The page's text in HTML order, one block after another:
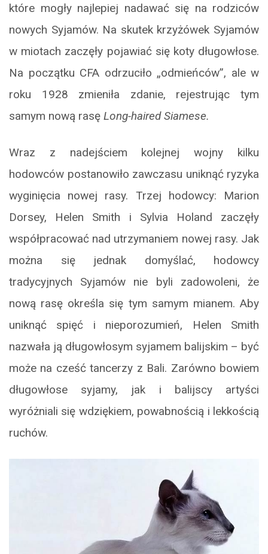
które mogły najlepiej nadawać się na rodziców
nowych Syjamów. Na skutek krzyżówek Syjamów
w miotach zaczęły pojawiać się koty długowłose.
Na początku CFA odrzuciło „odmieńców”, ale w
roku 1928 zmieniła zdanie, rejestrując tym
samym nową rasę Long-haired Siamese.
Wraz z nadejściem kolejnej wojny kilku
hodowców postanowiło zawczasu uniknąć ryzyka
wyginięcia nowej rasy. Trzej hodowcy: Marion
Dorsey, Helen Smith i Sylvia Holand zaczęły
współpracować nad utrzymaniem nowej rasy. Jak
można się jednak domyślać, hodowcy
tradycyjnych Syjamów nie byli zadowoleni, że
nową rasę określa się tym samym mianem. Aby
uniknąć spięć i nieporozumień, Helen Smith
nazwała ją długowłosym syjamem balijskim – być
może na cześć tancerzy z Bali. Zarówno bowiem
długowłose syjamy, jak i balijscy artyści
wyróżniali się wdziękiem, powabnością i lekkością
ruchów.